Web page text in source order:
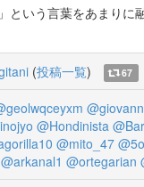
という言葉をあまり
(投稿一覧) 67
@Hondinista
@mito_47
@arkanal1 @ortegarian